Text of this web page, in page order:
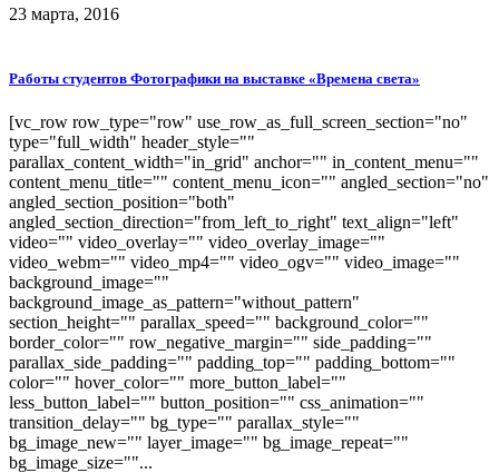
23 марта, 2016
Работы студентов Фотографики на выставке «Времена света»
[vc_row row_type="row" use_row_as_full_screen_section="no"
type="full_width" header_style=""
parallax_content_width="in_grid" anchor="" in_content_menu=""
content_menu_title="" content_menu_icon="" angled_section="no"
angled_section_position="both"
angled_section_direction="from_left_to_right" text_align="left"
video="" video_overlay="" video_overlay_image=""
video_webm="" video_mp4="" video_ogv="" video_image=""
background_image=""
background_image_as_pattern="without_pattern"
section_height="" parallax_speed="" background_color=""
border_color="" row_negative_margin="" side_padding=""
parallax_side_padding="" padding_top="" padding_bottom=""
color="" hover_color="" more_button_label=""
less_button_label="" button_position="" css_animation=""
transition_delay="" bg_type="" parallax_style=""
bg_image_new="" layer_image="" bg_image_repeat=""
bg_image_size=""...